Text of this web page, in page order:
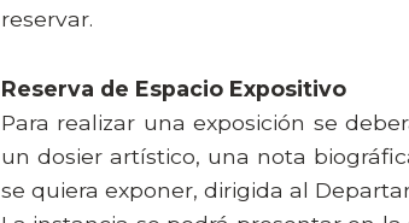
reservar.
Reserva de Espacio Expositivo
Para realizar una exposición se
un dosier artístico, una nota
se quiera exponer, dirigida al